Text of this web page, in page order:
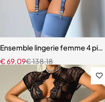
Ensemble lingerie femme 4
€138,18
€69,09